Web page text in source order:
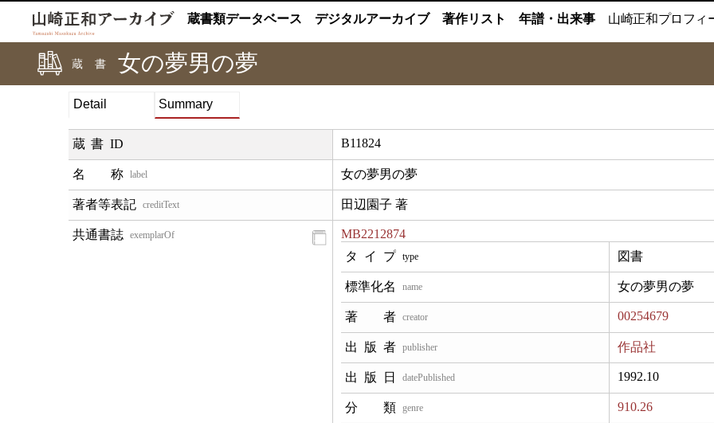
蔵書類データベース デジタルアーカイブ 著作リスト 年譜・出来事 山崎正和プロフィ
蔵書 女の夢男の夢
Detail Summary
蔵書ID B11824
label 女の夢男の夢
creditText 田辺園子 著
exemplarOf MB2212874
type 図書
name 女の夢男の夢
creator 00254679
publisher 作品社
datePublished 1992.10
genre 910.26